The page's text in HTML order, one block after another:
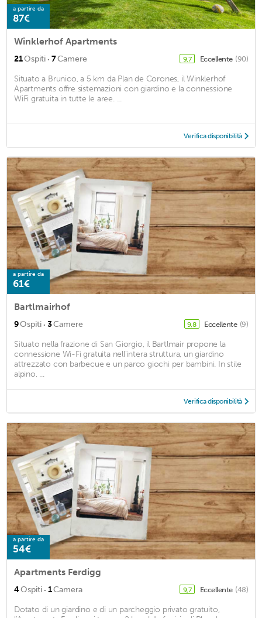
a partire da
87€
Winklerhof Apartments
21Ospiti · 7Camere 9,7 Eccellente (90)
Situato a Brunico, a 5 km da Plan de Corones, il Winklerhof
Apartments offre sistemazioni con giardino e la connessione
WiFi gratuita in tutte le aree. ...
Verifica disponibilità
a partire da
61€
Bartlmairhof
9Ospiti · 3Camere 9,8 Eccellente (9)
Situato nella frazione di San Giorgio, il Bartlmair propone la
connessione Wi-Fi gratuita nell'intera struttura, un giardino
attrezzato con barbecue e un parco giochi per bambini. In stile
alpino, ...
Verifica disponibilità
a partire da
54€
Apartments Ferdigg
4Ospiti · 1Camera 9,7 Eccellente (48)
Dotato di un giardino e di un parcheggio privato gratuito,